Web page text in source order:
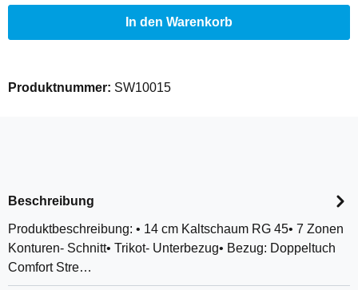
In den Warenkorb
Produktnummer: SW10015
Beschreibung
Produktbeschreibung: • 14 cm Kaltschaum RG 45• 7 Zonen
Konturen- Schnitt• Trikot- Unterbezug• Bezug: Doppeltuch
Comfort Stre…